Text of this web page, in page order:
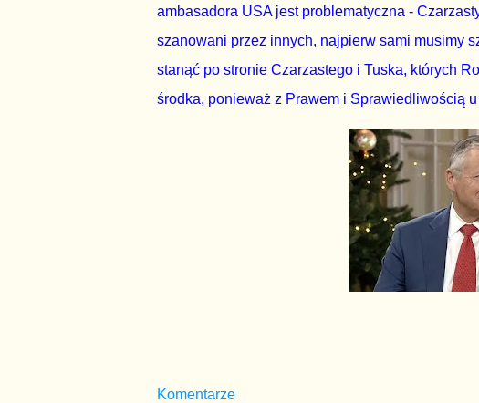
ambasadora USA jest problematyczna -
szanowani przez innych, najpierw sami musimy
stanąć po stronie Czarzastego i Tuska, których
środka, ponieważ z Prawem i Sprawiedliwością u
Komentarze